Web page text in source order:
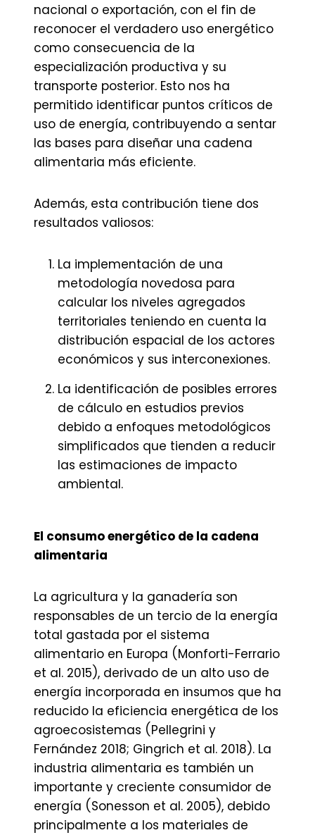
nacional o exportación, con el fin de
reconocer el verdadero uso energético
como consecuencia de la
especialización productiva y su
transporte posterior. Esto nos ha
permitido identificar puntos críticos de
uso de energía, contribuyendo a sentar
las bases para diseñar una cadena
alimentaria más eficiente.
Además, esta contribución tiene dos
resultados valiosos:
La implementación de una
metodología novedosa para
calcular los niveles agregados
territoriales teniendo en cuenta la
distribución espacial de los actores
económicos y sus interconexiones.
La identificación de posibles errores
de cálculo en estudios previos
debido a enfoques metodológicos
simplificados que tienden a reducir
las estimaciones de impacto
ambiental.
El consumo energético de la cadena
alimentaria
La agricultura y la ganadería son
responsables de un tercio de la energía
total gastada por el sistema
alimentario en Europa (Monforti-Ferrario
et al. 2015), derivado de un alto uso de
energía incorporada en insumos que ha
reducido la eficiencia energética de los
agroecosistemas (Pellegrini y
Fernández 2018; Gingrich et al. 2018). La
industria alimentaria es también un
importante y creciente consumidor de
energía (Sonesson et al. 2005), debido
principalmente a los materiales de